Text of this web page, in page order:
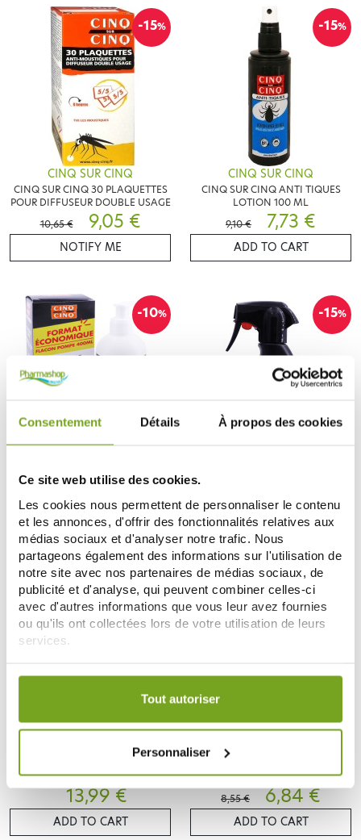
Consentement Détails À propos des cookies
Ce site web utilise des cookies.
Les cookies nous permettent de personnaliser le contenu
et les annonces, d'offrir des fonctionnalités relatives aux
médias sociaux et d'analyser notre trafic. Nous
partageons également des informations sur l'utilisation de
notre site avec nos partenaires de médias sociaux, de
publicité et d'analyse, qui peuvent combiner celles-ci
avec d'autres informations que vous leur avez fournies
ou qu'ils ont collectées lors de votre utilisation de leurs
services.
Votre choix de consentement est conservé pendant une
Tout autoriser
Personnaliser
-15%
CINQ SUR CINQ
CINQ SUR CINQ 30 PLAQUETTES
POUR DIFFUSEUR DOUBLE USAGE
10,65 €
9,05 €
NOTIFY ME
-15%
CINQ SUR CINQ
CINQ SUR CINQ ANTI TIQUES
LOTION 100 ML
9,10 €
7,73 €
ADD TO CART
-10%
CINQ SUR CINQ ANTI POUX &
20,15 €
18,14 €
ADD TO CART
-15%
12,50 €
10,63 €
ADD TO CART
ANTI-MOUSTIQUES LOT DE
2X75ML
13,99 €
ADD TO CART
-20
Zéro
gaspi
CINQ SUR CINQ
MOUSTIQUES CITRIODORA 50ML
8,55 €
6,84 €
ADD TO CART